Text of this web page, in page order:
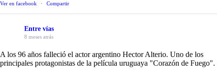
Ver en facebook · Compartir
Entre vías
8 meses atrás
A los 96 años falleció el actor argentino Hector Alterio. Uno de los
principales protagonistas de la película uruguaya "Corazón de Fuego".